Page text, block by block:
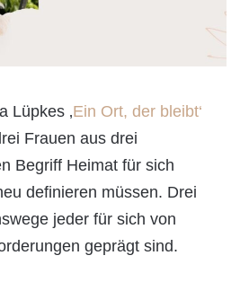
Lüpkes ‚Ein Ort, der bleibt‘
Frauen aus drei
Begriff Heimat für sich
definieren müssen. Drei
jeder für sich von
geprägt sind.